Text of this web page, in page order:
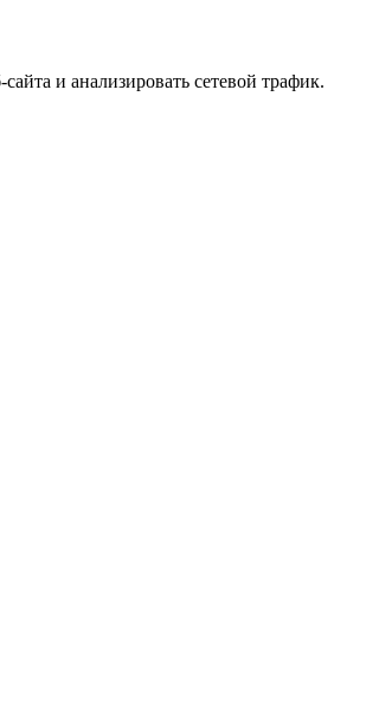
и анализировать сетевой трафик.